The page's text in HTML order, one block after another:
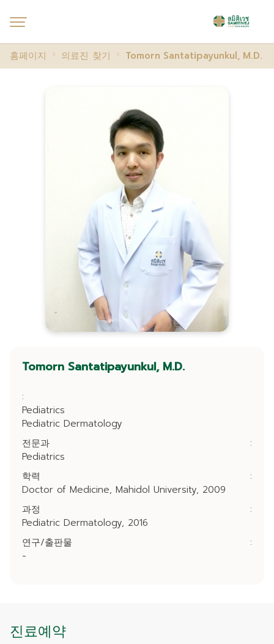
홈페이지 의료진 찾기 Tomorn Santatipayunkul, M.D.
Tomorn Santatipayunkul, M.D.
:
Pediatrics
Pediatric Dermatology
전문과
:
Pediatrics
학력
:
Doctor of Medicine, Mahidol University, 2009
과정
:
Pediatric Dermatology, 2016
연구/출판물
:
-
진료예약